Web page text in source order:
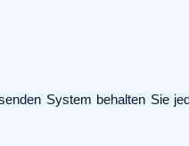
System behalten Sie